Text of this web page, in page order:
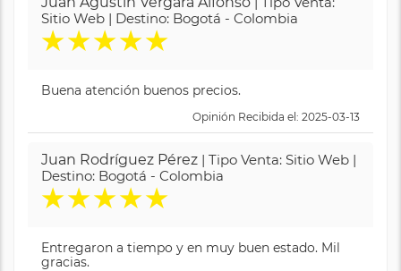
Sitio Web | Destino: Bogotá - Colombia
★★★★★
Buena atención buenos precios.
Opinión Recibida el: 2025-03-13
Juan Rodríguez Pérez | Tipo Venta: Sitio Web |
Destino: Bogotá - Colombia
★★★★★
Entregaron a tiempo y en muy buen estado. Mil
gracias.